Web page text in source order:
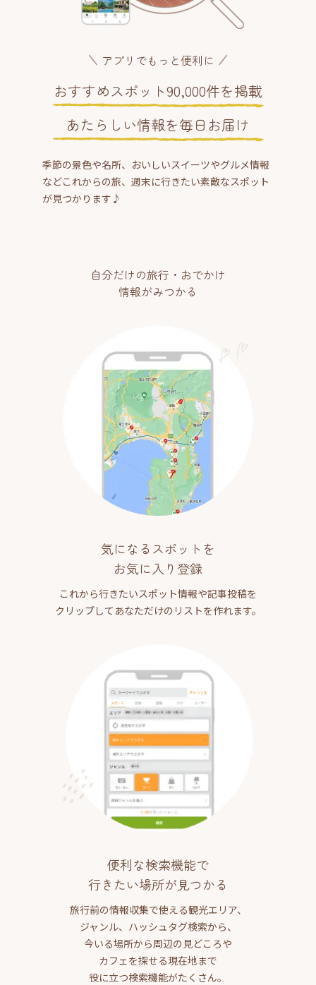
アプリでもっと便利に
おすすめスポット90,000件を掲載
あたらしい情報を毎日お届け
季節の景色や名所、おいしいスイーツやグルメ情報
などこれからの旅、週末に行きたい素敵なスポット
が見つかります♪
自分だけの旅行・おでかけ
情報がみつかる
気になるスポットを
お気に入り登録
これから行きたいスポット情報や記事投稿を
クリップしてあなただけのリストを作れます。
便利な検索機能で
行きたい場所が見つかる
旅行前の情報収集で使える観光エリア、
ジャンル、ハッシュタグ検索から、
今いる場所から周辺の見どころや
カフェを探せる現在地まで
役に立つ検索機能がたくさん。